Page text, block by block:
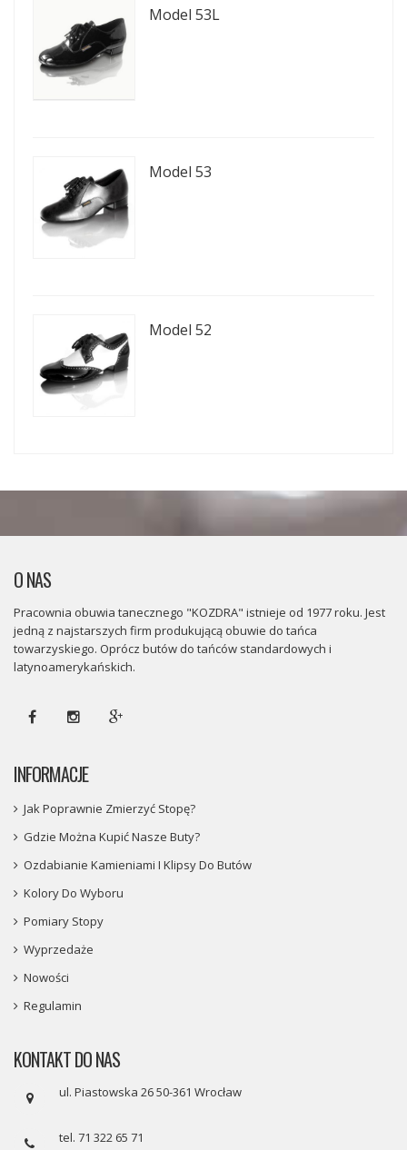
Model 53L
Model 53
Model 52
O NAS
Pracownia obuwia tanecznego "KOZDRA" istnieje od 1977 roku. Jest
jedną z najstarszych firm produkującą obuwie do tańca
towarzyskiego. Oprócz butów do tańców standardowych i
latynoamerykańskich.
INFORMACJE
Jak Poprawnie Zmierzyć Stopę?
Gdzie Można Kupić Nasze Buty?
Ozdabianie Kamieniami I Klipsy Do Butów
Kolory Do Wyboru
Pomiary Stopy
Wyprzedaże
Nowości
Regulamin
KONTAKT DO NAS
ul. Piastowska 26 50-361 Wrocław
tel. 71 322 65 71